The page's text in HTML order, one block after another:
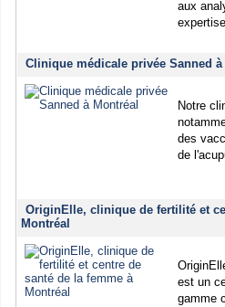
aux
Clinique médicale privée Sanned
Notre
des
de
OriginElle, clinique de fertilité et
Montréal
est un
gamme